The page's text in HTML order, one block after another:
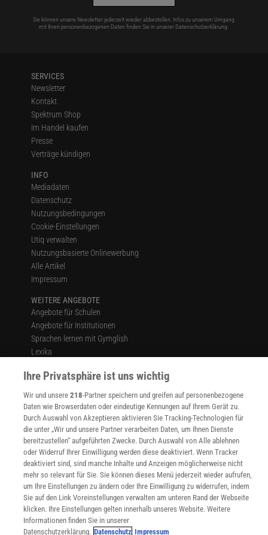
Sie können unsere Newsletter jederzeit wieder abbestellen. Infos zu unserem Umgang
mit Ihren personenbezogenen Daten finden Sie in unserer Datenschutzerklärung
SERVICES
Newsletter
Kontakt
Spektrum Shop
Im Handel kaufen
Presse
Verträge kündigen
INFO
Mediadaten
Datenschutz
Nutzungsbedingungen
Cookie-Einstellungen
Utiq verwalten
Nutzungsbasierte Onlinewerbung
Alle Artikel
Impressum
WEITERE ANGEBOTE
Angebote für Schulen
Angebote für Institutionen
Sprachen lernen mit Gymglish
Lexika
Zugänglichkeitserklärung
WEBSEITEN
KielSCN
Wissenschaft in die Schulen
SciLogs
Uns finden Sie auch hier:
Ihre Privatsphäre ist uns wichtig
Wir und unsere218-Partner speichern und greifen auf personenbezogene
Daten wie Browserdaten oder eindeutige Kennungen auf Ihrem Gerät zu.
Durch Auswahl von Akzeptieren aktivieren Sie Tracking-Technologien für
die unter „Wir und unsere Partner verarbeiten Daten, um Ihnen Dienste
bereitzustellen“ aufgeführten Zwecke. Durch Auswahl von Alle ablehnen
oder Widerruf Ihrer Einwilligung werden diese deaktiviert. Wenn Tracker
deaktiviert sind, sind manche Inhalte und Anzeigen möglicherweise nicht
mehr so relevant für Sie. Sie können dieses Menü jederzeit wieder aufrufen,
um Ihre Einstellungen zu ändern oder Ihre Einwilligung zu widerrufen, indem
Sie auf den Link Voreinstellungen verwalten am unteren Rand der Webseite
klicken. Ihre Einstellungen gelten innerhalb unseres Website. Weitere
Informationen finden Sie in unserer
Datenschutzerklärung. Datenschutz Impressum